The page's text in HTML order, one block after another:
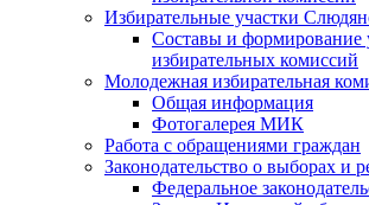
Избирательные участки
Составы и формирование
избирательных комиссий
Молодежная избирательная
Общая информация
Фотогалерея МИК
Работа с обращениями граждан
Законодательство о выборах и
Федеральное